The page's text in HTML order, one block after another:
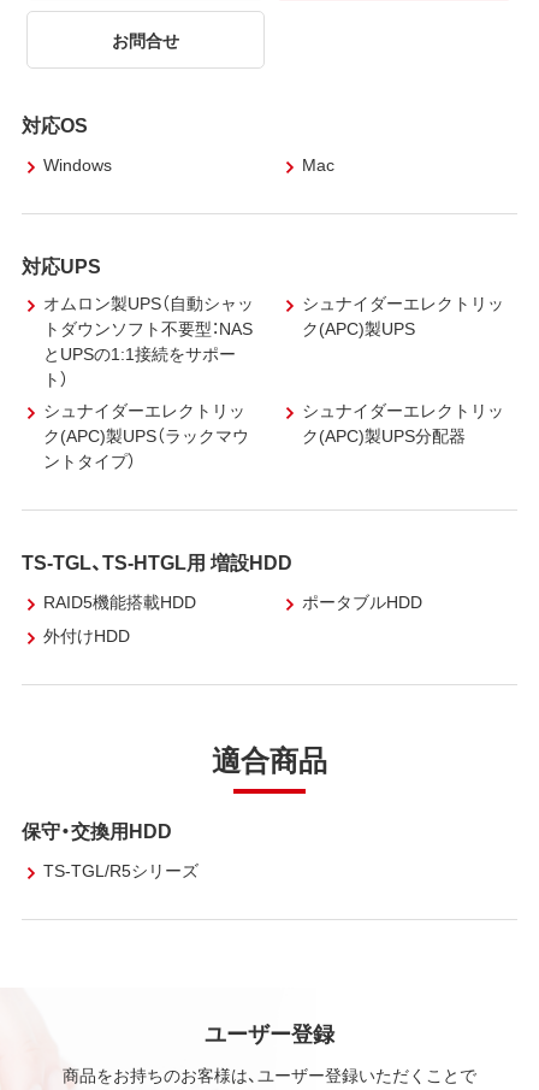
お問合せ
対応OS
Windows Mac
対応UPS
オムロン製UPS（自動シャッ
トダウンソフト不要型：NAS
とUPSの1:1接続をサポー
ト）
シュナイダーエレクトリッ
ク(APC)製UPS
シュナイダーエレクトリッ
ク(APC)製UPS（ラックマウ
ントタイプ）
シュナイダーエレクトリッ
ク(APC)製UPS分配器
TS-TGL、TS-HTGL用 増設HDD
RAID5機能搭載HDD
ポータブルHDD
外付けHDD
適合商品
保守・交換用HDD
TS-TGL/R5シリーズ
ユーザー登録
商品をお持ちのお客様は、ユーザー登録いただくことで